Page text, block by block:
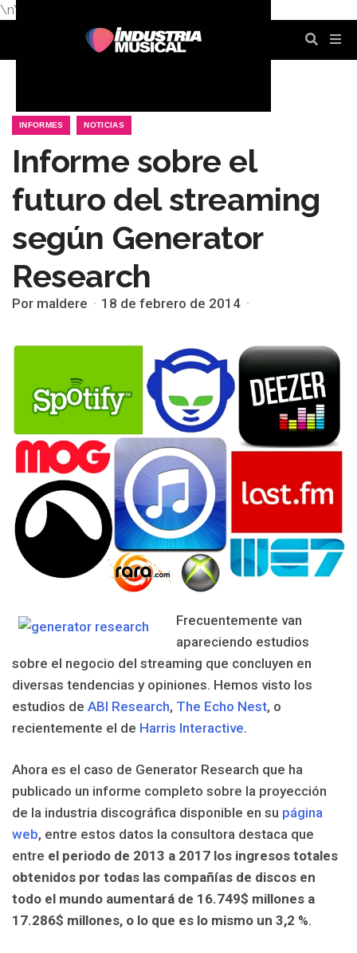
\n\n
INFORMES NOTICIAS
Informe sobre el
futuro del streaming
según Generator
Research
Por maldere 18 de febrero de 2014
Frecuentemente van
apareciendo estudios
sobre el negocio del streaming que concluyen en
diversas tendencias y opiniones. Hemos visto los
estudios de ABI Research, The Echo Nest, o
recientemente el de Harris Interactive.
Ahora es el caso de Generator Research que ha
publicado un informe completo sobre la proyección
de la industria discográfica disponible en su página
web, entre estos datos la consultora destaca que
entre el periodo de 2013 a 2017 los ingresos totales
obtenidos por todas las compañías de discos en
todo el mundo aumentará de 16.749$ millones a
17.286$ millones, o lo que es lo mismo un 3,2 %.